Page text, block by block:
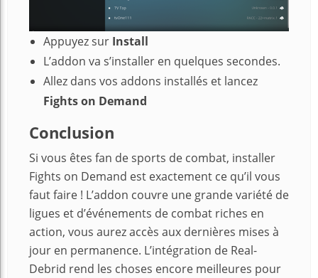
Appuyez sur Install
L’addon va s’installer en quelques secondes.
Allez dans vos addons installés et lancez
Fights on Demand
Conclusion
Si vous êtes fan de sports de combat, installer
Fights on Demand est exactement ce qu’il vous
faut faire ! L’addon couvre une grande variété de
ligues et d’événements de combat riches en
action, vous aurez accès aux dernières mises à
jour en permanence. L’intégration de Real-
Debrid rend les choses encore meilleures pour